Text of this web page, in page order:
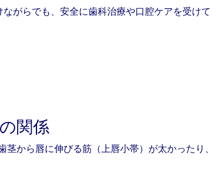
がらでも、安全に歯科治療や口腔ケアを受けて
関係
から唇に伸びる筋（上唇小帯）が太かったり、